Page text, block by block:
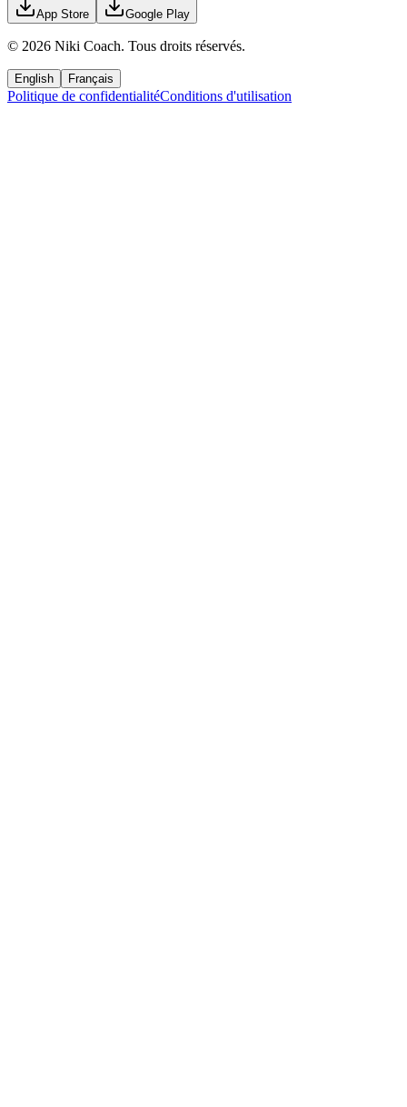
App Store Google Play
© 2026 Niki Coach. Tous droits réservés.
English Français
Politique de confidentialitéConditions d'utilisation